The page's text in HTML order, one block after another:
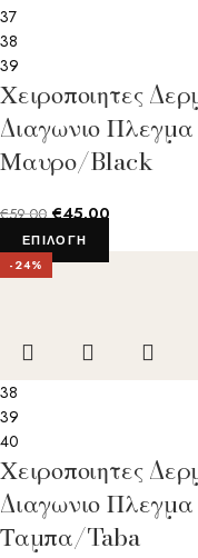
37
38
39
Χειροποιητες
Διαγωνιο
Μαυρο/Black
€59.00 €45.00
ΕΠΙΛΟΓΉ
-24%
38
39
40
Χειροποιητες
Διαγωνιο
Ταμπα/Taba